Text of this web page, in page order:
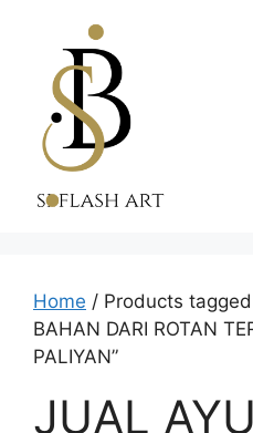
content
Home / Products tagged
BAHAN DARI ROTAN
PALIYAN”
JUAL